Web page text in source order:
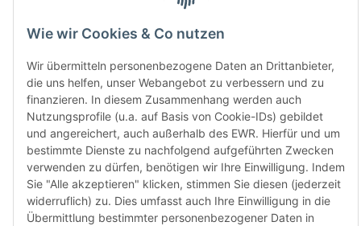
in
Wie wir Cookies & Co nutzen
Wir übermitteln personenbezogene Daten an Drittanbieter,
die uns helfen, unser Webangebot zu verbessern und zu
finanzieren. In diesem Zusammenhang werden auch
Nutzungsprofile (u.a. auf Basis von Cookie-IDs) gebildet
und angereichert, auch außerhalb des EWR. Hierfür und um
bestimmte Dienste zu nachfolgend aufgeführten Zwecken
verwenden zu dürfen, benötigen wir Ihre Einwilligung. Indem
Sie "Alle akzeptieren" klicken, stimmen Sie diesen (jederzeit
widerruflich) zu. Dies umfasst auch Ihre Einwilligung in die
Übermittlung bestimmter personenbezogener Daten in